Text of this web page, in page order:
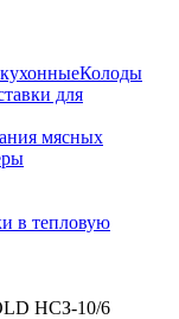
Колоды
для
мясных
в тепловую
НСЗ-10/6